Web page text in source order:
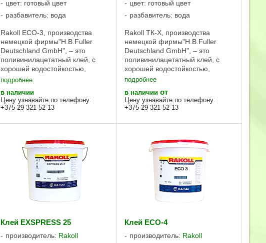
цвет: готовый цвет
разбавитель: вода
Rakoll ECO-3, производства
немецкой фирмы"H.B.Fuller
Deutschland GmbH", – это
поливинилацетатный клей, с
хорошей водостойкостью,
который отвечает требованиям
сертифицирован в Республике
Беларусь. Rakoll ECO-3 очень ...
подробнее
в наличии
Цену узнавайте по телефону:
+375 29 321-52-13
цвет: готовый цвет
разбавитель: вода
Rakoll ТК-Х, производства
немецкой фирмы"H.B.Fuller
Deutschland GmbH", – это
поливинилацетатный клей, с
хорошей водостойкостью,
который отвечает требованиям
сертифицирован в Республике
Беларусь.Rakoll ТК-Х очень
подробнее
в наличииот
Цену узнавайте по телефону:
+375 29 321-52-13
Клей EXSPRESS 25
производитель: Rakoll
Клей ECO-4
производитель: Rakoll